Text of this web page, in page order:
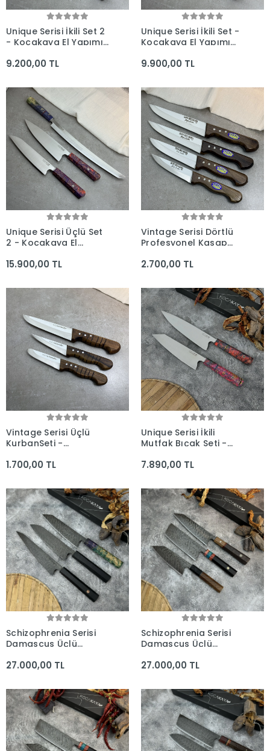
Unique Serisi İkili Set 2
- Kocakaya El Yapımı
9.200,00 TL
Unique Serisi İkili Set -
Kocakaya El Yapımı
9.900,00 TL
Unique Serisi Üçlü Set
2 - Kocakaya El
Bıçaklar
15.900,00 TL
Vintage Serisi Dörtlü
Profesyonel Kasap
El Yapımı Bıçaklar
2.700,00 TL
Vintage Serisi Üçlü
KurbanSeti -
Bıçaklar
1.700,00 TL
Unique Serisi İkili
Mutfak Bıçak Seti -
Bıçaklar
7.890,00 TL
Schizophrenia Serisi
Damascus Üçlü
Seti - Kocakaya El
27.000,00 TL
Schizophrenia Serisi
Damascus Üçlü
Seti - Kocakaya El
27.000,00 TL